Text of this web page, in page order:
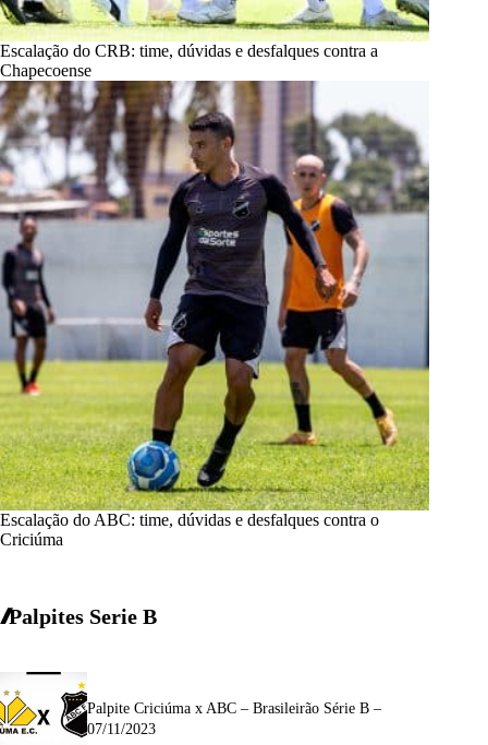
Escalação do CRB: time, dúvidas e desfalques contra a
Chapecoense
Escalação do ABC: time, dúvidas e desfalques contra o
Criciúma
Palpites Serie B
Palpite Criciúma x ABC – Brasileirão Série B –
07/11/2023